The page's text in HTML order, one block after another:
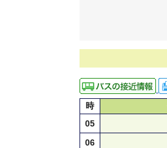
時
05
06